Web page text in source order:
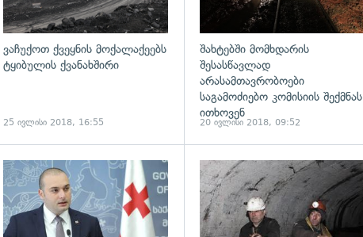
ვაჩუქოთ ქვეყნის მოქალაქეებს
ტყიბულის ქვანახშირი
25 ივლისი 2018, 16:55
შახტებში მომხდარის
შესასწავლად
არასამთავრობოები
საგამოძიებო კომისიის შექმნას
ითხოვენ
20 ივლისი 2018, 09:52
გადახედვა გადახედვა